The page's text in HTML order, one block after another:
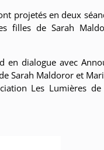
projetés en deux
filles de Sarah
en dialogue avec
Sarah Maldoror et
Les Lumières